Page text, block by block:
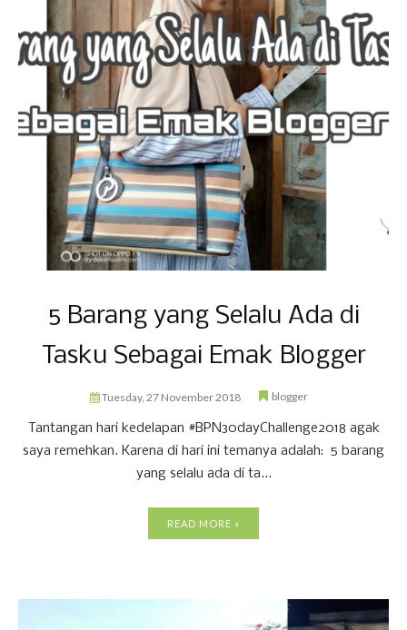
5 Barang yang Selalu Ada di
Tasku Sebagai Emak Blogger
Tuesday, 27 November 2018 blogger
Tantangan hari kedelapan #BPN30dayChallenge2018 agak
saya remehkan. Karena di hari ini temanya adalah: 5 barang
yang selalu ada di ta...
READ MORE »